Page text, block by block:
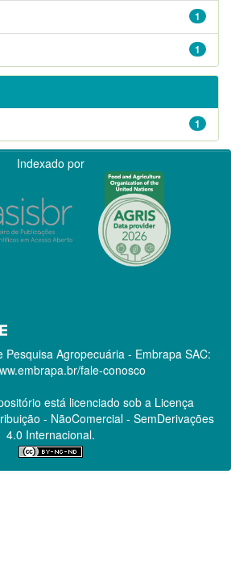
1
1
1
Indexado por
Pesquisa Agropecuária - Embrapa SAC:
fale-conosco
está licenciado sob a Licença
- NãoComercial - SemDerivações
4.0 Internacional.